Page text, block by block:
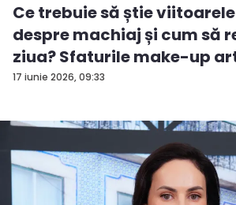
17 iunie 2026, 09:33
Ce trebuie să știe
despre machiaj și cum să
ziua? Sfaturile make-up